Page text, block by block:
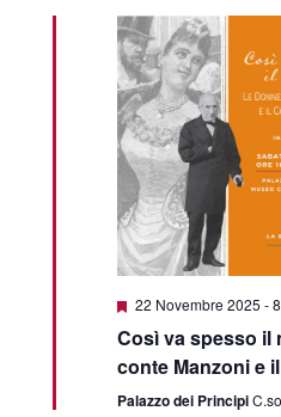
Segnalati
22 Novembre 2025 -
Così va spesso il
conte Manzoni e
Palazzo dei Principi